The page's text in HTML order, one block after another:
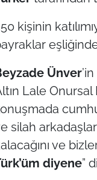
kişinin
Ünver
Lale Onursal
silah
ve
diyene”